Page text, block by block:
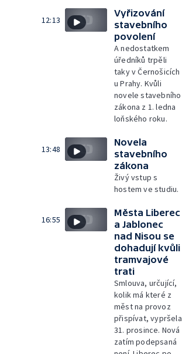
12:13
Vyřizování
stavebního
povolení
A nedostatkem
úředníků trpěli
taky v Černošicích
u Prahy. Kvůli
novele stavebního
zákona z 1. ledna
loňského roku.
13:48
Novela
stavebního
zákona
Živý vstup s
hostem ve studiu.
16:55
Města Liberec
a Jablonec
nad Nisou se
dohadují kvůli
tramvajové
trati
Smlouva, určující,
kolik má které z
měst na provoz
přispívat, vypršela
31. prosince. Nová
zatím podepsaná